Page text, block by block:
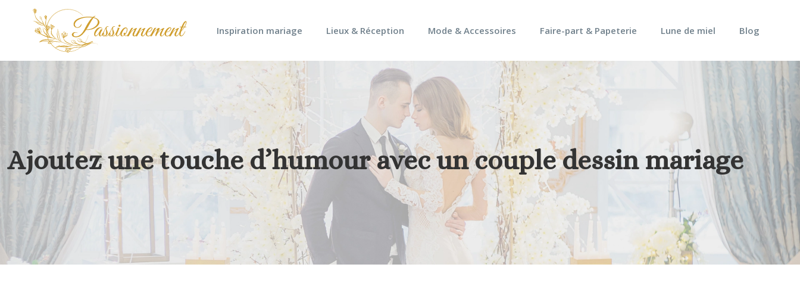
Inspiration mariage Lieux & Réception Mode & Accessoires Faire-part & Papeterie Lune de miel Blog
Ajoutez une touche d’humour avec un couple dessin mariage